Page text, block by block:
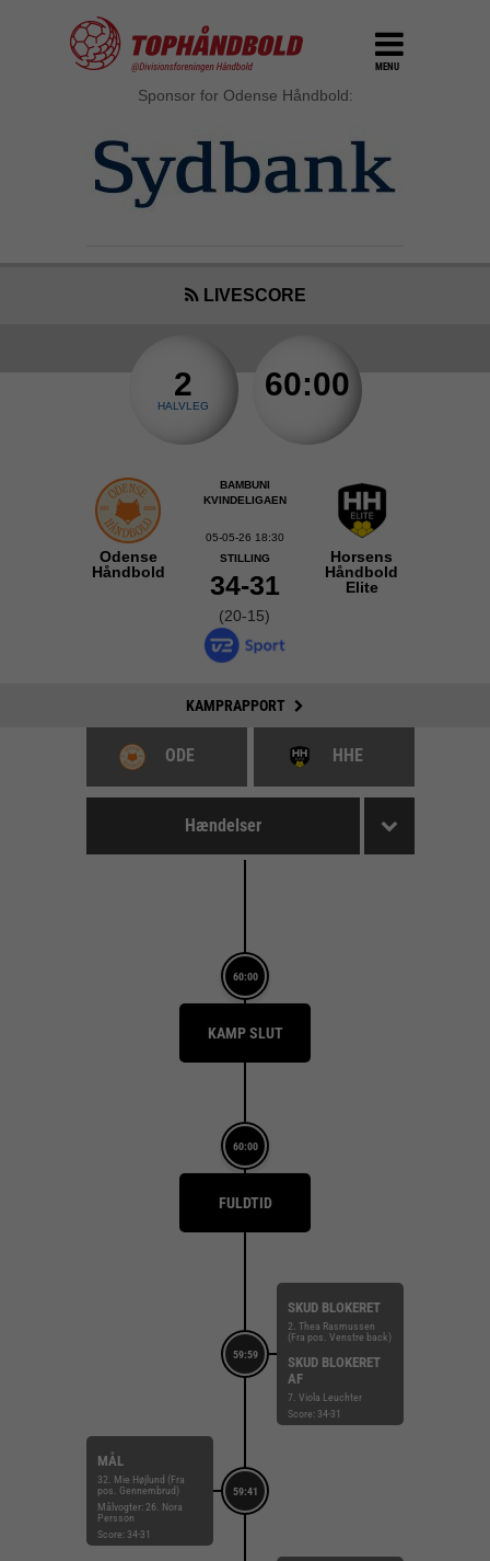
MENU
Sponsor for Odense Håndbold:
LIVESCORE
2
HALVLEG
60:00
Odense
Håndbold
BAMBUNI
KVINDELIGAEN
05-05-26 18:30
STILLING
34-31
(20-15)
Horsens
Håndbold
Elite
KAMPRAPPORT
ODE HHE
Hændelser
60:00
KAMP SLUT
60:00
FULDTID
59:59
SKUD BLOKERET
2. Thea Rasmussen
(Fra pos. Venstre back)
SKUD BLOKERET
AF
7. Viola Leuchter
Score: 34-31
59:41
MÅL
32. Mie Højlund (Fra
pos. Gennembrud)
Målvogter: 26. Nora
Persson
Score: 34-31